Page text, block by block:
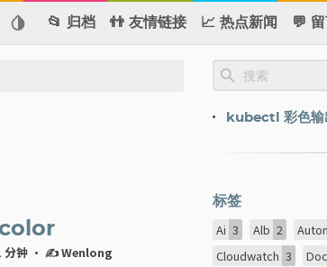
📂 归档 👬 友情链接 📈 热点新闻 💬
分钟 · ✍ Wenlong
kubectl 彩色
标签
Ai 3 Alb 2
Cloudwatch 3